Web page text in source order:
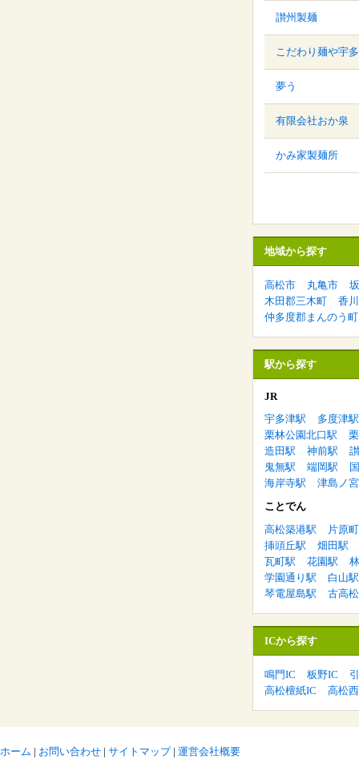
讃州製麺
こだわり麺や宇
夢う
有限会社おか泉
かみ家製麺所
地域から探す
高松市 丸亀市
木田郡三木町
香
仲多度郡まんのう町
駅から探す
JR
宇多津駅
多度津駅
栗林公園北口駅
造田駅
神前駅
鬼無駅
端岡駅
海岸寺駅
津島ノ
ことでん
高松築港駅
片原
挿頭丘駅
畑田駅
瓦町駅
花園駅
学園通り駅
白山駅
琴電屋島駅
古高
ICから探す
鳴門IC 板野IC
高松檀紙IC
高松
ホーム | お問い合わせ | サイトマップ| 運営会社概要